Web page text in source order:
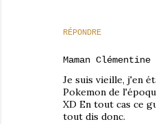
RÉPONDRE
Maman Clémentine
Je suis vieille, j'en
Pokemon de
XD En tout cas ce
tout dis donc.